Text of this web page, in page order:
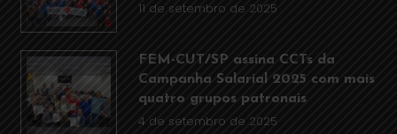
11 de setembro de 2025
FEM-CUT/SP assina CCTs da
Campanha Salarial 2025 com mais
quatro grupos patronais
4 de setembro de 2025